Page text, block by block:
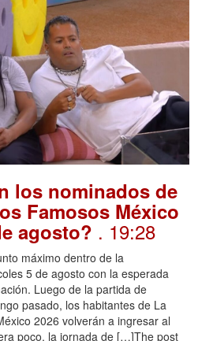
los nominados de
Famosos México
agosto? . 19:28
máximo dentro de la
5 de agosto con la esperada
Luego de la partida de
pasado, los habitantes de La
2026 volverán a ingresar al
poco, la jornada de […]The post